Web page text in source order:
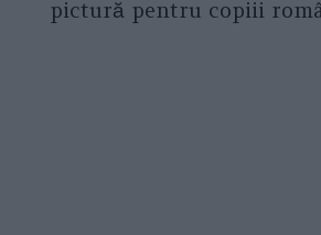
pictură pentru copiii